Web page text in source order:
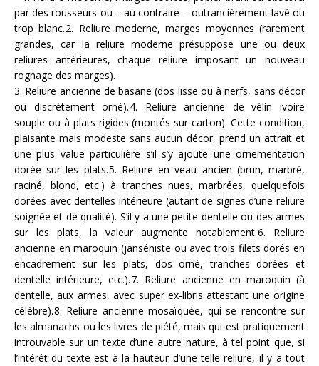
par des rousseurs ou – au contraire – outrancièrement lavé ou
trop blanc.2. Reliure moderne, marges moyennes (rarement
grandes, car la reliure moderne présuppose une ou deux
reliures antérieures, chaque reliure imposant un nouveau
rognage des marges).
3. Reliure ancienne de basane (dos lisse ou à nerfs, sans décor
ou discrètement orné).4. Reliure ancienne de vélin ivoire
souple ou à plats rigides (montés sur carton). Cette condition,
plaisante mais modeste sans aucun décor, prend un attrait et
une plus value particulière s’il s’y ajoute une ornementation
dorée sur les plats.5. Reliure en veau ancien (brun, marbré,
raciné, blond, etc.) à tranches nues, marbrées, quelquefois
dorées avec dentelles intérieure (autant de signes d’une reliure
soignée et de qualité). S’il y a une petite dentelle ou des armes
sur les plats, la valeur augmente notablement.6. Reliure
ancienne en maroquin (janséniste ou avec trois filets dorés en
encadrement sur les plats, dos orné, tranches dorées et
dentelle intérieure, etc.).7. Reliure ancienne en maroquin (à
dentelle, aux armes, avec super ex-libris attestant une origine
célèbre).8. Reliure ancienne mosaïquée, qui se rencontre sur
les almanachs ou les livres de piété, mais qui est pratiquement
introuvable sur un texte d’une autre nature, à tel point que, si
l’intérêt du texte est à la hauteur d’une telle reliure, il y a tout